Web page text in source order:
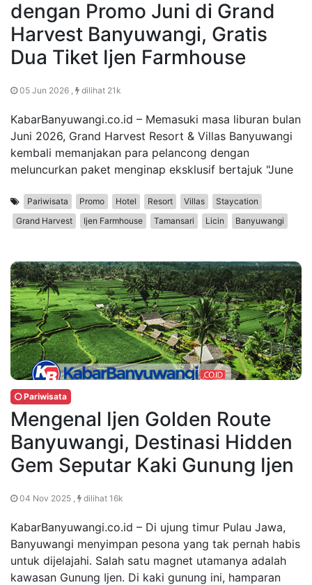
dengan Promo Juni di Grand
Harvest Banyuwangi, Gratis
Dua Tiket Ijen Farmhouse
05 Jun 2026 , dilihat 21k
KabarBanyuwangi.co.id – Memasuki masa liburan bulan
Juni 2026, Grand Harvest Resort & Villas Banyuwangi
kembali memanjakan para pelancong dengan
meluncurkan paket menginap eksklusif bertajuk "June
Pariwisata Promo Hotel Resort Villas
Staycation
Grand Harvest
Ijen Farmhouse Tamansari Licin Banyuwangi
Pariwisata
Mengenal Ijen Golden Route
Banyuwangi, Destinasi Hidden
Gem Seputar Kaki Gunung Ijen
04 Nov 2025 , dilihat 16k
KabarBanyuwangi.co.id – Di ujung timur Pulau Jawa,
Banyuwangi menyimpan pesona yang tak pernah habis
untuk dijelajahi. Salah satu magnet utamanya adalah
kawasan Gunung Ijen. Di kaki gunung ini, hamparan